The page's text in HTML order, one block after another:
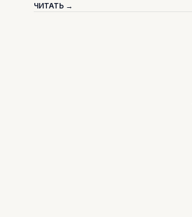
ЧИТАТЬ →